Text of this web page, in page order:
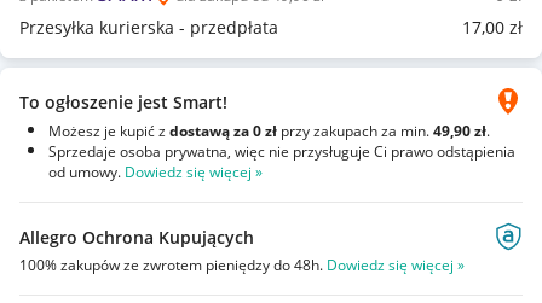
Przesyłka kurierska - przedpłata
17,00 zł
To ogłoszenie jest Smart!
Możesz je kupić zdostawą za 0 zł przy zakupach za min.49,90 zł.
Sprzedaje osoba prywatna, więc nie przysługuje Ci prawo odstąpienia
od umowy. Dowiedz się więcej »
Allegro Ochrona Kupujących
100% zakupów ze zwrotem pieniędzy do 48h. Dowiedz się więcej »